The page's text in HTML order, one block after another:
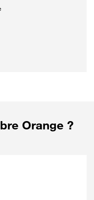
Orange ?